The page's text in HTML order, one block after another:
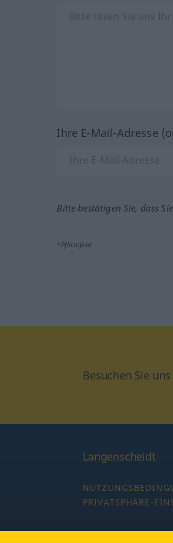
Ihre E-Mail-Adresse
Bitte bestätigen Sie, dass
*Pflichtfeld
Besuchen Sie
Langenscheidt
PRIVATSPHÄRE-